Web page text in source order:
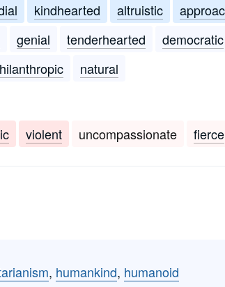
kindhearted altruistic
genial tenderhearted democratic
natural
violent uncompassionate fierce
, humankind, humanoid